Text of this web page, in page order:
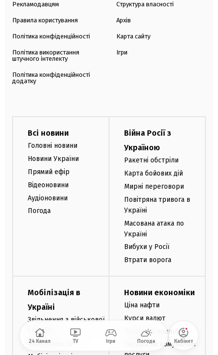
Рекламодавцям
Правила користування
Політика конфіденційності
Політика використання
штучного інтелекту
Політика конфіденційності
додатку
Структура власності
Архів
Карта сайту
Ігри
Всі новини
Головні новини
Новини України
Прямий ефір
Відеоновини
Аудіоновини
Погода
Війна Росії з
Україною
Ракетні обстріли
Карта бойових дій
Мирні переговори
Повітряна тривога в
Україні
Масована атака по
Україні
Вибухи у Росії
Втрати ворога
Мобілізація в
Україні
Звільнення з військової
служби
Мобілізація 50+
Новини економіки
Ціна нафти
Курси валют
Фінансові новини
Тарифи на комунальні
24 Канал TV Ігри Погода Кабінет